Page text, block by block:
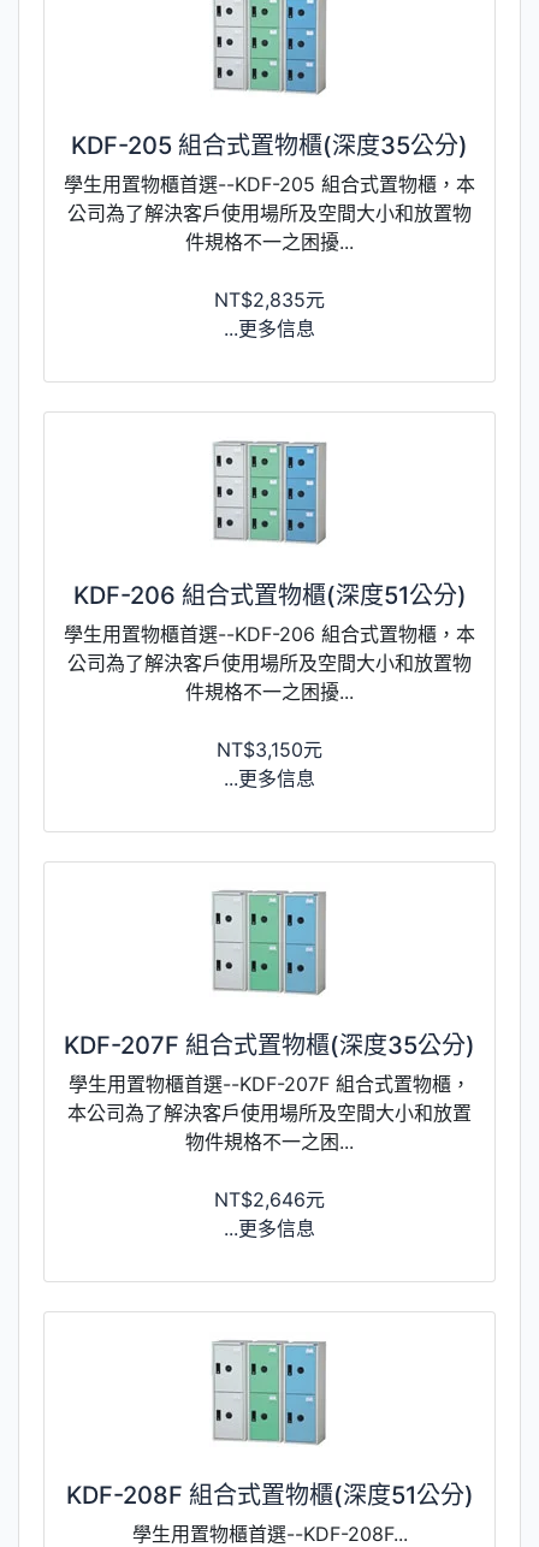
KDF-205 組合式置物櫃(深度35公分)
學生用置物櫃首選--KDF-205 組合式置物櫃，本
公司為了解決客戶使用場所及空間大小和放置物
件規格不一之困擾...
NT$2,835元
...更多信息
KDF-206 組合式置物櫃(深度51公分)
學生用置物櫃首選--KDF-206 組合式置物櫃，本
公司為了解決客戶使用場所及空間大小和放置物
件規格不一之困擾...
NT$3,150元
...更多信息
KDF-207F 組合式置物櫃(深度35公分)
學生用置物櫃首選--KDF-207F 組合式置物櫃，
本公司為了解決客戶使用場所及空間大小和放置
物件規格不一之困...
NT$2,646元
...更多信息
KDF-208F 組合式置物櫃(深度51公分)
學生用置物櫃首選--KDF-208F...